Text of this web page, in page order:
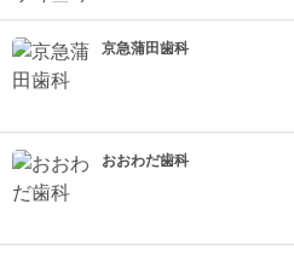
京急蒲田歯科
おおわだ歯科